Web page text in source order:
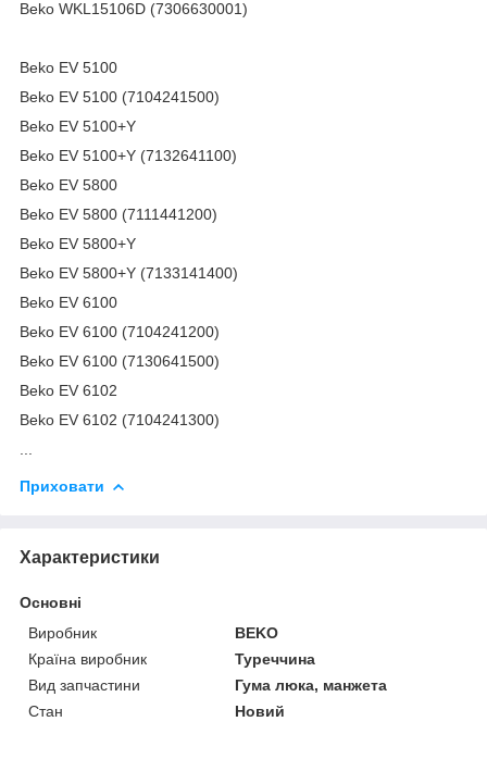
Beko WKL15106D (7306630001)
Beko EV 5100
Beko EV 5100 (7104241500)
Beko EV 5100+Y
Beko EV 5100+Y (7132641100)
Beko EV 5800
Beko EV 5800 (7111441200)
Beko EV 5800+Y
Beko EV 5800+Y (7133141400)
Beko EV 6100
Beko EV 6100 (7104241200)
Beko EV 6100 (7130641500)
Beko EV 6102
Beko EV 6102 (7104241300)
Приховати
Характеристики
Основні
Виробник
BEKO
Країна виробник
Туреччина
Вид запчастини
Гума люка, манжета
Стан
Новий